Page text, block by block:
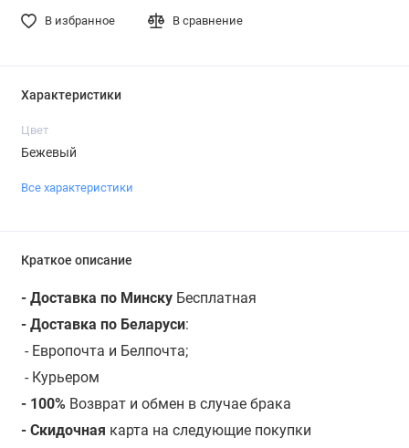
В избранное В сравнение
Характеристики
Цвет
Бежевый
Все характеристики
Краткое описание
- Доставка по МинскуБесплатная
- Доставка по Беларуси:
- Европочта и Белпочта;
- Курьером
- 100% Возврат и обмен в случае брака
- Скидочная карта на следующие покупки